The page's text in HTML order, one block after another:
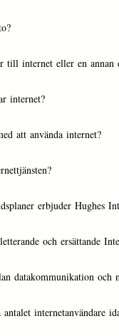
till internet eller en
internet?
att använda internet?
erbjuder Hughes
och ersättande
datakommunikation och
internetanvändare